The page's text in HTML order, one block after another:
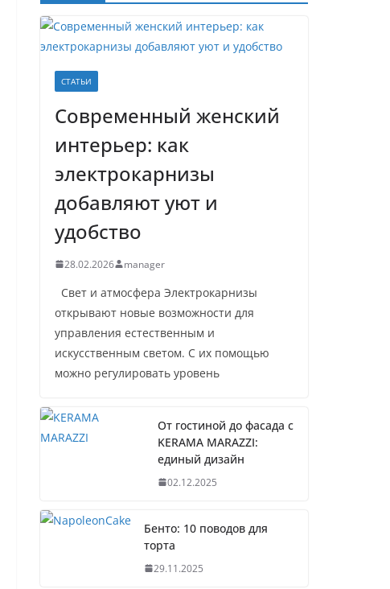
СТАТЬИ
Современный женский
интерьер: как
электрокарнизы
добавляют уют и
удобство
28.02.2026 manager
Свет и атмосфера Электрокарнизы
открывают новые возможности для
управления естественным и
искусственным светом. С их помощью
можно регулировать уровень
От гостиной до фасада с
KERAMA MARAZZI:
единый дизайн
02.12.2025
Бенто: 10 поводов для
торта
29.11.2025